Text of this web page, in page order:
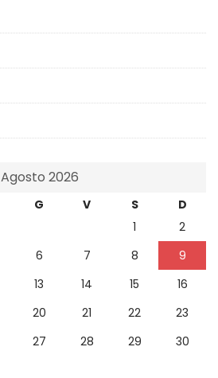
Agosto 2026
G V S
D
1
2
6 7 8
9
13 14 15
16
20 21 22
23
27 28 29
30